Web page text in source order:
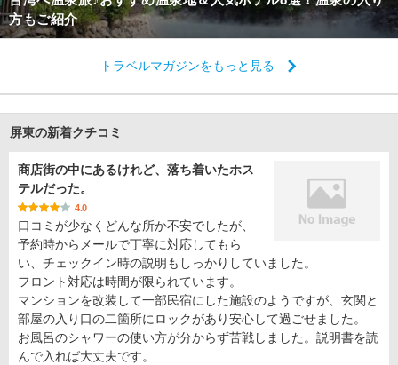
方もご紹介
トラベルマガジンをもっと見る
屏東の新着クチコミ
商店街の中にあるけれど、落ち着いたホス
テルだった。
4.0
口コミが少なくどんな所か不安でしたが、
予約時からメールで丁寧に対応してもら
い、チェックイン時の説明もしっかりしていました。
フロント対応は時間が限られています。
マンションを改装して一部民宿にした施設のようですが、玄関と
部屋の入り口の二箇所にロックがあり安心して過ごせました。
お風呂のシャワーの使い方が分からず苦戦しました。説明書を読
んで入れば大丈夫です。